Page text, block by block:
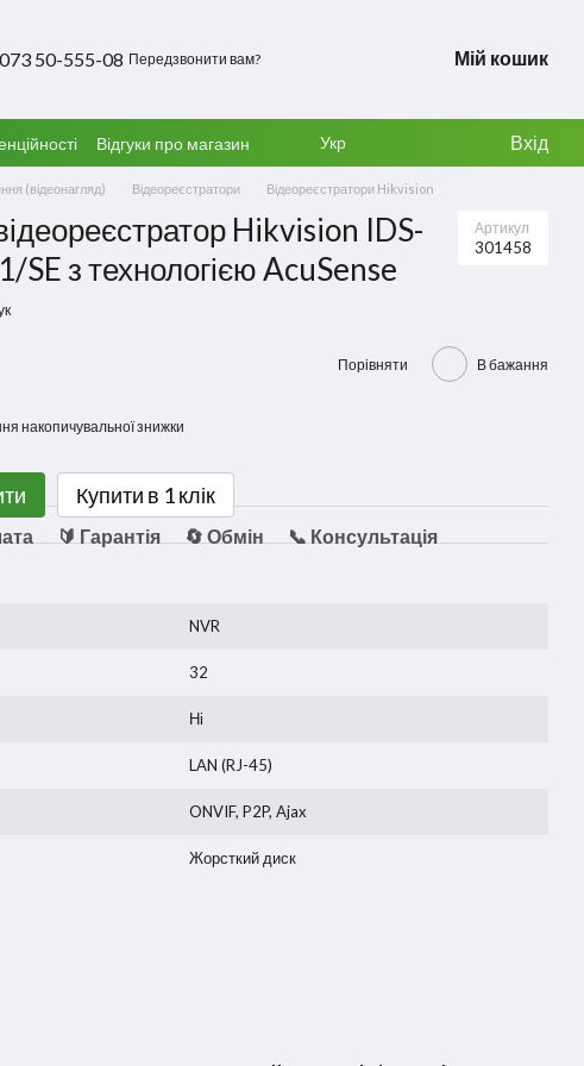
50-555-08 Передзвонити вам? Мій кошик
Відгуки про магазин Укр Вхід
(відеонагляд) Відеореєстратори Відеореєстратори Hikvision
Hikvision IDS-
з технологією AcuSense
Артикул
301458
Порівняти В бажання
накопичувальної знижки
Купити в 1 клік
🔰 Гарантія 🔄 Обмін
📞 Консультація
NVR
32
Ні
LAN (RJ-45)
ONVIF, P2P, Ajax
Жорсткий диск